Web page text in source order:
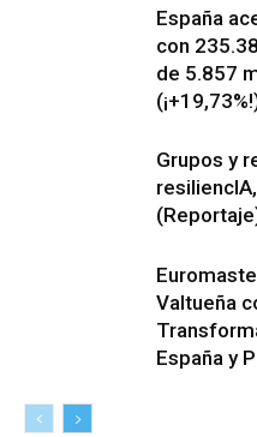
España
con
de 5.857
Grupos y
Valtueña
España y